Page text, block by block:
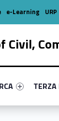
Civil,
primary-
#link-
Link
TERZA
e-Learning URP